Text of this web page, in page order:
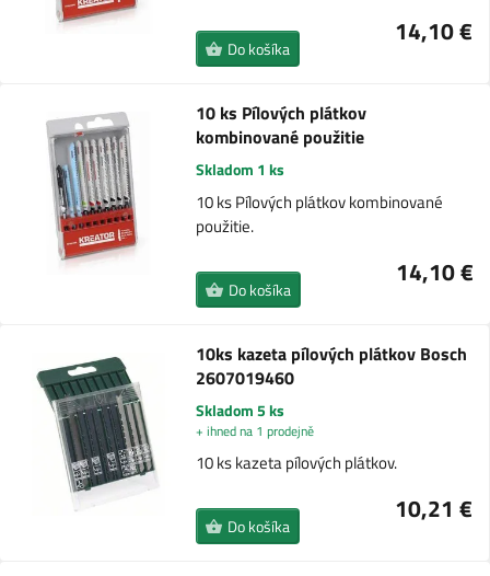
14,10 €
Do košíka
10 ks Pílových plátkov
kombinované použitie
Skladom 1 ks
10 ks Pílových plátkov kombinované
použitie.
14,10 €
Do košíka
10ks kazeta pílových plátkov Bosch
2607019460
Skladom 5 ks
+ ihned na 1 prodejně
10 ks kazeta pílových plátkov.
10,21 €
Do košíka